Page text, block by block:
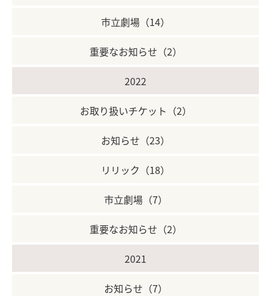
市立劇場（14）
重要なお知らせ（2）
2022
お取り扱いチケット（2）
お知らせ（23）
リリック（18）
市立劇場（7）
重要なお知らせ（2）
2021
お知らせ（7）